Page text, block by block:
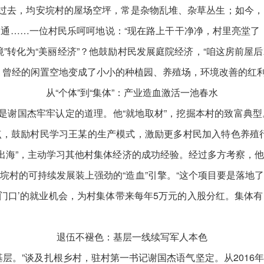
，均安垸村的屋场空坪，常是杂物乱堆、杂草丛生；如今
……一位村民乐呵呵地说：“现在路上干干净净，村里亮堂了
转化为“美丽经济”？他鼓励村民发展庭院经济，“咱这房前
经的闲置空地变成了小小的种植园、养殖场，环境改善的红
从“个体”到“集体”：产业造血激活一池春水
杰牢牢认定的道理。他“就地取材”，挖掘本村的致富典
鼓励村民学习王某的生产模式，激励更多村民加入特色养
海”，主动学习其他村集体经济的成功经验。经过多方考察，
村的可持续发展装上强劲的“造血”引擎。“这个项目要是落地
口’的就业机会，为村集体带来每年5万元的入股分红。集
退伍不褪色：基层一线续写军人本色
”谈及扎根乡村，驻村第一书记谢国杰语气坚定。从2016